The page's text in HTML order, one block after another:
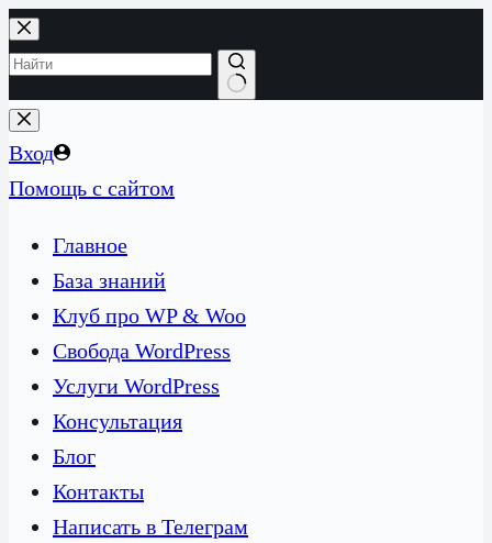
Перейти
к
сути
Ничего
не
найдено
Вход
Помощь с сайтом
Главное
База знаний
Клуб про WP & Woo
Свобода WordPress
Услуги WordPress
Консультация
Блог
Контакты
Написать в Телеграм